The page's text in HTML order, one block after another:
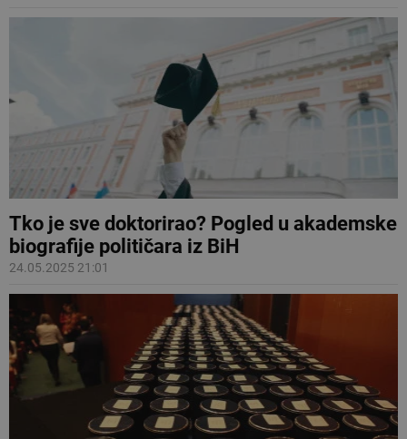
Tko je sve doktorirao? Pogled u akademske
biografije političara iz BiH
24.05.2025 21:01